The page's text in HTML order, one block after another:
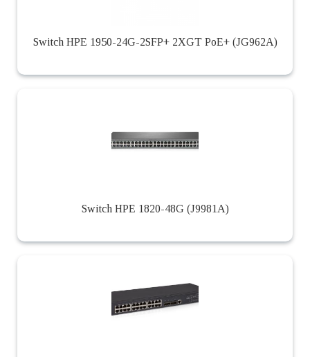
Switch HPE 1950-24G-2SFP+ 2XGT PoE+ (JG962A)
Switch HPE 1820-48G (J9981A)